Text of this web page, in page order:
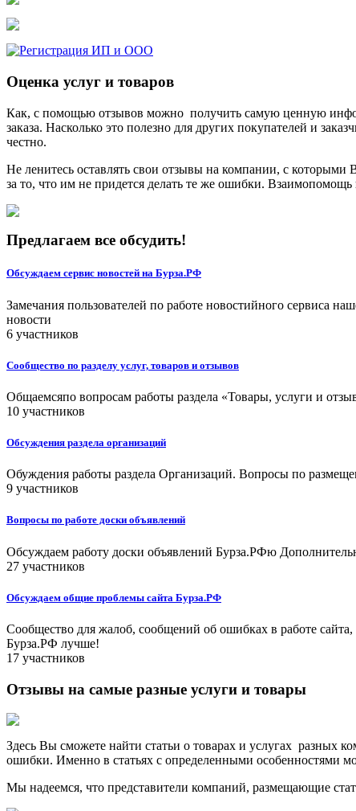
Оценка услуг и товаров
Как, с помощью отзывов можно получить самую ценную
заказа. Насколько это полезно для других покупателей и
честно.
Не ленитесь оставлять свои отзывы на компании, с которыми
за то, что им не придется делать те же ошибки. Взаимопомощь
Предлагаем все обсудить!
Обсуждаем сервис новостей на Бурза.РФ
Замечания пользователей по работе новостийного сервиса
новости
6 участников
Сообщество по разделу услуг, товаров и отзывов
Общаемсяпо вопросам работы раздела «Товары, услуги и
10 участников
Обсуждения раздела организаций
Обуждения работы раздела Организаций. Вопросы по
9 участников
Вопросы по работе доски объявлений
Обсуждаем работу доски объявлений Бурза.РФю
27 участников
Обсуждаем общие проблемы сайта Бурза.РФ
Сообщество для жалоб, сообщений об ошибках в работе
Бурза.РФ лучше!
17 участников
Отзывы на самые разные услуги и товары
Здесь Вы сможете найти статьи о товарах и услугах
ошибки. Именно в статьях с определенными особенностями
Мы надеемся, что представители компаний, размещающие